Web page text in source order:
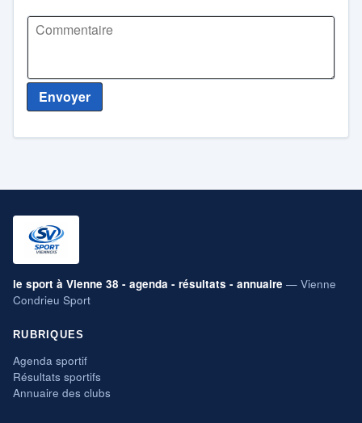
Envoyer
le sport à Vienne 38 - agenda - résultats - annuaire — Vienne
Condrieu Sport
RUBRIQUES
Agenda sportif
Résultats sportifs
Annuaire des clubs